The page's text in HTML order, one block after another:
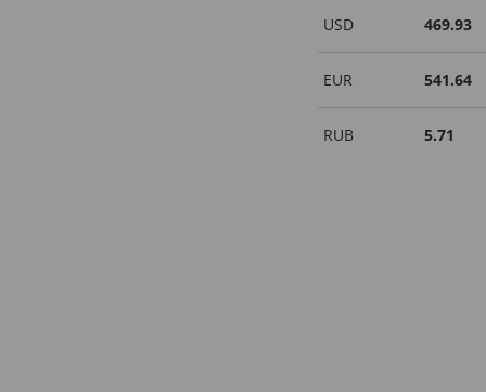
USD 469.93
EUR 541.64
RUB 5.71